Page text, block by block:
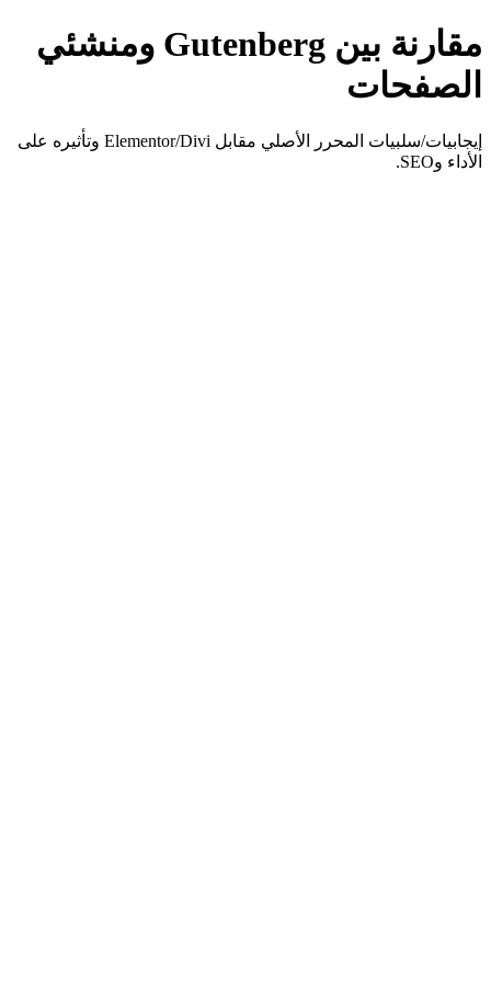
مقارنة بين Gutenberg ومنشئي
الصفحات
إيجابيات/سلبيات المحرر الأصلي مقابل Elementor/Divi وتأثيره على
الأداء وSEO.